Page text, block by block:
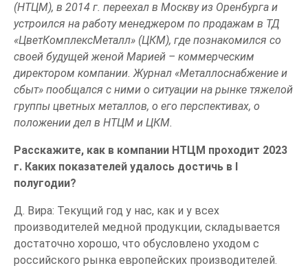
(НТЦМ), в 2014 г. переехал в Москву из Оренбурга и
устроился на работу менеджером по продажам в ТД
«ЦветКомплексМеталл» (ЦКМ), где познакомился со
своей будущей женой Марией – коммерческим
директором компании. Журнал «Металлоснабжение и
сбыт» пообщался с ними о ситуации на рынке тяжелой
группы цветных металлов, о его перспективах, о
положении дел в НТЦМ и ЦКМ.
Расскажите, как в компании НТЦМ проходит 2023
г. Каких показателей удалось достичь в I
полугодии?
Д. Вира: Текущий год у нас, как и у всех
производителей медной продукции, складывается
достаточно хорошо, что обусловлено уходом с
российского рынка европейских производителей.